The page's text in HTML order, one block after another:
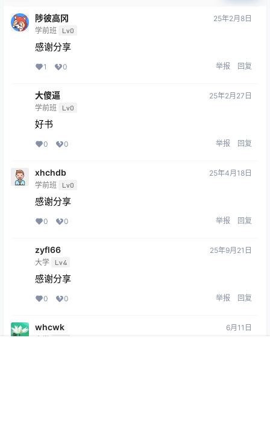
陟彼高冈
学前班 Lv0
25年2月8日
感谢分享
1 0 举报 回复
大傻逼
学前班 Lv0
25年2月27日
好书
0 0 举报 回复
xhchdb
学前班 Lv0
25年4月18日
感谢分享
0 0 举报 回复
zyfl66
大学 Lv4
25年9月21日
感谢分享
0 0 举报 回复
whcwk 6月11日